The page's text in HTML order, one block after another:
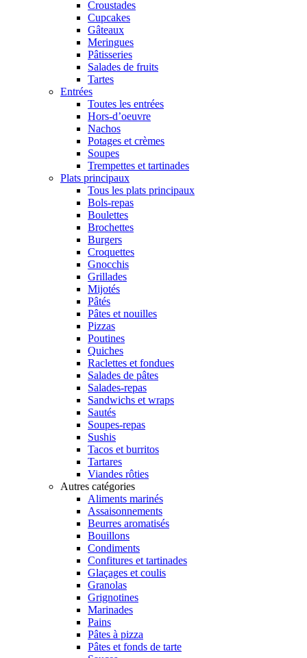
Croustades
Cupcakes
Gâteaux
Meringues
Pâtisseries
Salades de fruits
Tartes
Entrées
Toutes les entrées
Hors-d’oeuvre
Nachos
Potages et crèmes
Soupes
Trempettes et tartinades
Plats principaux
Tous les plats principaux
Bols-repas
Boulettes
Brochettes
Burgers
Croquettes
Gnocchis
Grillades
Mijotés
Pâtés
Pâtes et nouilles
Pizzas
Poutines
Quiches
Raclettes et fondues
Salades de pâtes
Salades-repas
Sandwichs et wraps
Sautés
Soupes-repas
Sushis
Tacos et burritos
Tartares
Viandes rôties
Autres catégories
Aliments marinés
Assaisonnements
Beurres aromatisés
Bouillons
Condiments
Confitures et tartinades
Glaçages et coulis
Granolas
Grignotines
Marinades
Pains
Pâtes à pizza
Pâtes et fonds de tarte